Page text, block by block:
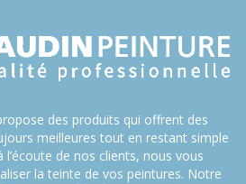
des produits qui offrent des
meilleures tout en restant simple
l’écoute de nos clients, nous vous
la teinte de vos peintures. Notre